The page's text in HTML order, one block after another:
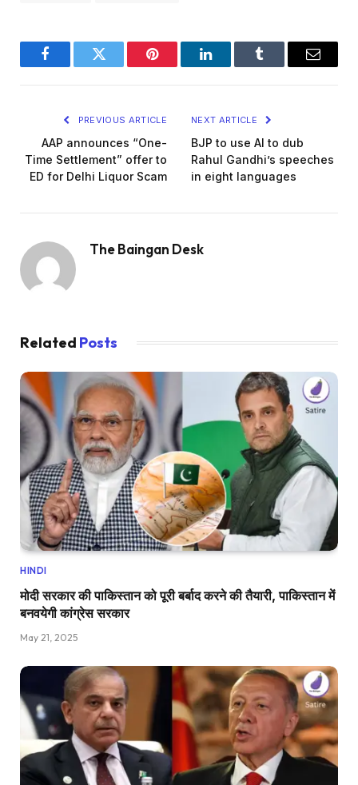
FacebookTwitter Pinterest LinkedInTumblr Email
PREVIOUS ARTICLE
AAP announces “One-
Time Settlement” offer to
ED for Delhi Liquor Scam
NEXT ARTICLE
BJP to use AI to dub
Rahul Gandhi’s speeches
in eight languages
The Baingan Desk
Related Posts
HINDI
मोदी सरकार की पाकिस्तान को पूरी बर्बाद करने की तैयारी, पाकिस्तान में
बनवयेगी कांग्रेस सरकार
May 21, 2025